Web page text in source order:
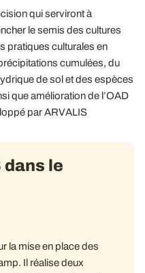
qui serviront à
le semis des cultures
pratiques culturales en
cumulées, du
de sol et des espèces
que amélioration de l’OAD
par ARVALIS
dans le
la mise en place des
Il réalise deux